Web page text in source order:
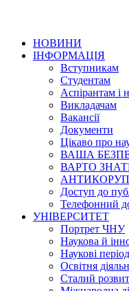
НОВИНИ
ІНФОРМАЦІЯ
Вступникам
Студентам
Аспірантам і
Викладачам
Вакансії
Документи
Цікаво про
ВАША
ВАРТО
Доступ до
Телефонний
УНІВЕРСИТЕТ
Портрет ЧНУ
Наукова й
Наукові
Освітня
Сталий